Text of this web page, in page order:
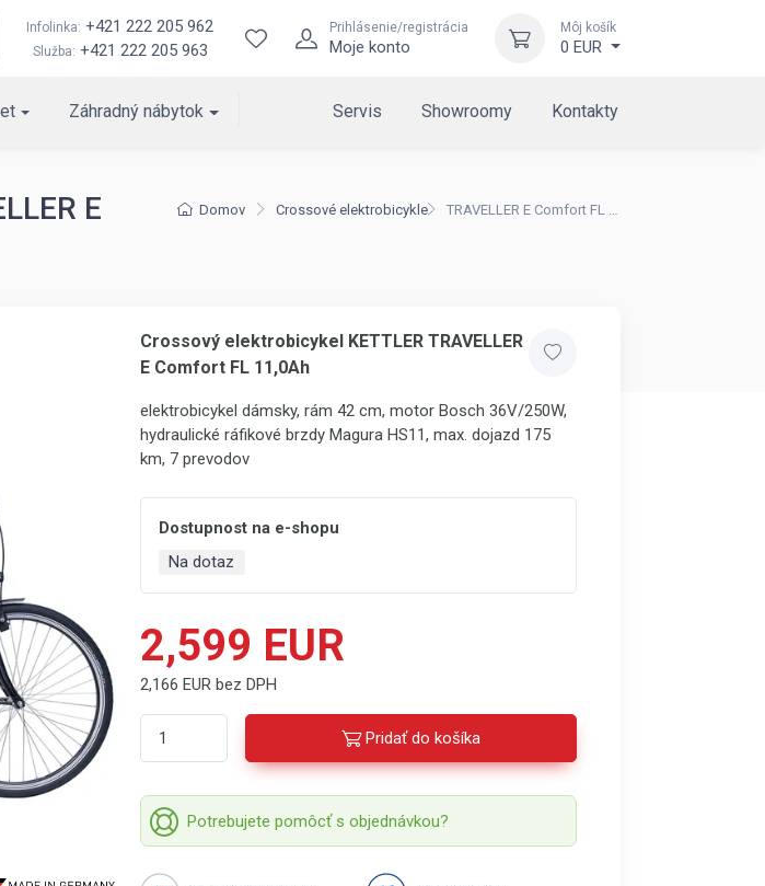
Infolinka: +421 222 205 962
Služba: +421 222 205 963
Prihlásenie/registrácia
Moje konto
Môj košík
0 EUR
Záhradný nábytok Servis Showroomy Kontakty
Domov Crossové elektrobicykle TRAVELLER E Comfort FL 11,0Ah
E
Crossový elektrobicykel KETTLER TRAVELLER
E Comfort FL 11,0Ah
elektrobicykel dámsky, rám 42 cm, motor Bosch 36V/250W,
hydraulické ráfikové brzdy Magura HS11, max. dojazd 175
km, 7 prevodov
Dostupnost na e-shopu
Na dotaz
2,599 EUR
2,166 EUR bez DPH
Pridať do košíka
Potrebujete pomôcť s objednávkou?